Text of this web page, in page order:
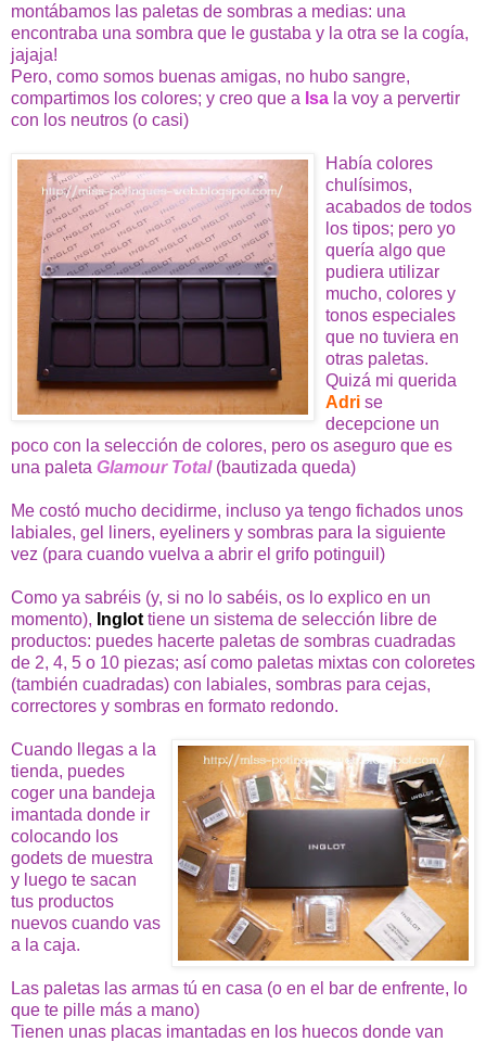
montábamos las paletas de sombras a medias: una
encontraba una sombra que le gustaba y la otra se la cogía,
jajaja!
Pero, como somos buenas amigas, no hubo sangre,
compartimos los colores; y creo que a Isa la voy a pervertir
con los neutros (o casi)
Había colores
chulísimos,
acabados de todos
los tipos; pero yo
quería algo que
pudiera utilizar
mucho, colores y
tonos especiales
que no tuviera en
otras paletas.
Quizá mi querida
Adri se
decepcione un
poco con la selección de colores, pero os aseguro que es
una paleta Glamour Total(bautizada queda)
Me costó mucho decidirme, incluso ya tengo fichados unos
labiales, gel liners, eyeliners y sombras para la siguiente
vez (para cuando vuelva a abrir el grifo potinguil)
Como ya sabréis (y, si no lo sabéis, os lo explico en un
momento), Inglot tiene un sistema de selección libre de
productos: puedes hacerte paletas de sombras cuadradas
de 2, 4, 5 o 10 piezas; así como paletas mixtas con coloretes
(también cuadradas) con labiales, sombras para cejas,
correctores y sombras en formato redondo.
Cuando llegas a la
tienda, puedes
coger una bandeja
imantada donde ir
colocando los
godets de muestra
y luego te sacan
tus productos
nuevos cuando vas
a la caja.
Las paletas las armas tú en casa (o en el bar de enfrente, lo
que te pille más a mano)
Tienen unas placas imantadas en los huecos donde van